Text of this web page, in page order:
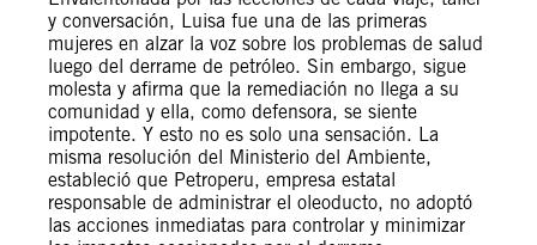
y conversación, Luisa fue una de las primeras
mujeres en alzar la voz sobre los problemas de salud
luego del derrame de petróleo. Sin embargo, sigue
molesta y afirma que la remediación no llega a su
comunidad y ella, como defensora, se siente
impotente. Y esto no es solo una sensación. La
misma resolución del Ministerio del Ambiente,
estableció que Petroperu, empresa estatal
responsable de administrar el oleoducto, no adoptó
las acciones inmediatas para controlar y minimizar